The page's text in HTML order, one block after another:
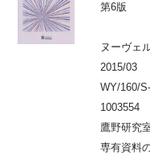
第6版
ヌーヴェ
2015/03
WY/160/
1003554
鷹野研究
専有資料